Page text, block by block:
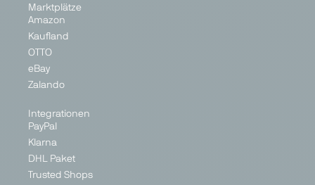
Electronics
Germany
Marktplätze
Amazon
Kaufland
OTTO
eBay
Zalando
Integrationen
PayPal
Klarna
DHL Paket
Trusted Shops